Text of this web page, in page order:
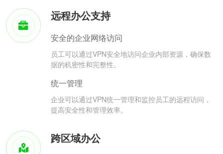
远程办公支持
安全的企业网络访问
员工可以通过VPN安全地访问企业内部资源，确保数
据的机密性和完整性。
统一管理
企业可以通过VPN统一管理和监控员工的远程访问，
提高安全性和管理效率。
跨区域办公